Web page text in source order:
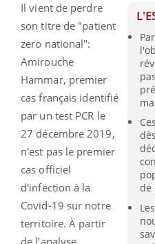
de
Il vient de perdre
son titre de "patient
zero national":
Amirouche
Hammar, premier
cas français identifié
par un test PCR le
27 décembre 2019,
n'est pas le premier
cas officiel
d'infection à la
Covid-19 sur notre
territoire. À partir